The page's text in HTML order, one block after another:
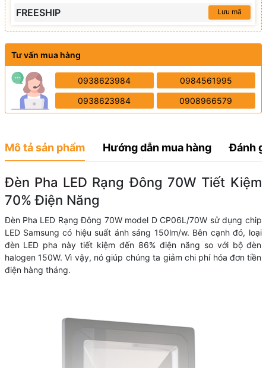
FREESHIP Lưu mã
Tư vấn mua hàng
0938623984 0984561995
0938623984 0908966579
Mô tả sản phẩm Hướng dẫn mua hàng Đánh
Đèn Pha LED Rạng Đông 70W Tiết Kiệm
70% Điện Năng
Đèn Pha LED Rạng Đông 70W model D CP06L/70W sử dụng chip
LED Samsung có hiệu suất ánh sáng 150lm/w. Bên cạnh đó, loại
đèn LED pha này tiết kiệm đến 86% điện năng so với bộ đèn
halogen 150W. Vì vậy, nó giúp chúng ta giảm chi phí hóa đơn tiền
điện hàng tháng.